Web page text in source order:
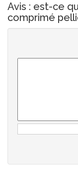
Avis : est-ce
comprimé